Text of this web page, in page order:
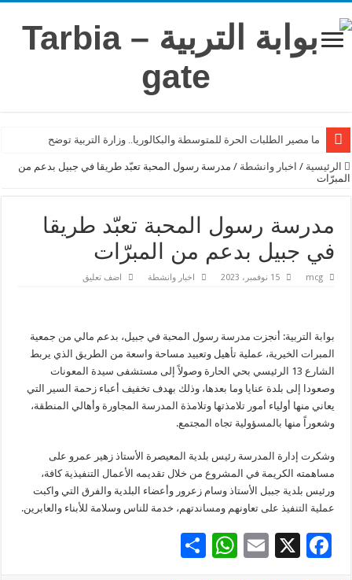
ما مصير الطلبات الحرة للمتوسطة والبكالوريا.. وزارة التربية توضح
الرئيسية / اخبار وانشطة / مدرسة رسول المحبة تعبّد طريقا في جبيل بدعم من
المبرّات
مدرسة رسول المحبة تعبّد طريقا
في جبيل بدعم من المبرّات
mcg 15 نوفمبر، 2023 اخبار وانشطة اضف تعليق
بوابة التربية: أنجزت مدرسة رسول المحبة في جبيل، بدعم مالي من جمعية
المبرات الخيرية، عملية تأهيل وتعبيد مساحة واسعة من الطريق الذي يربط
الشارع 13 الرئيسي بحي الحارة وصولاً إلى مستشفى سيدة المعونات
وصعودا إلى بلدة عنايا وما بعدها، وذلك بهدف تخفيف أعباء زحمة السير التي
يعاني منها أولياء أمور تلامذتها وتلامذة المدرسة المجاورة وأهالي المنطقة،
وشعوراً منها بالمسؤولية تجاه المجتمع.
وشكرت إدارة المدرسة رئيس بلدية المعيصرة الأستاذ زهير عمرو على
مساهمته الكريمة في المشروع من خلال تقديمه الأعمال التنفيذية كافة،
ورئيس بلدية جببل الأستاذ وسام زعرور وأعضاء البلدية والفرق التي واكبت
عملية التنفيذ على تعاونهم ومساندتهم، خدمة للناس وسلامة للأبناء والعابرين.
F
X
E
W